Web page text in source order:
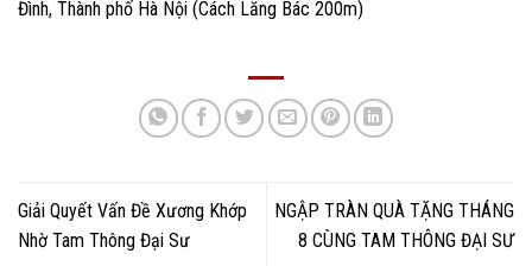
Đình, Thành phố Hà Nội (Cách Lăng Bác 200m)
Giải Quyết Vấn Đề Xương Khớp
Nhờ Tam Thông Đại Sư
NGẬP TRÀN QUÀ TẶNG THÁNG
8 CÙNG TAM THÔNG ĐẠI SƯ